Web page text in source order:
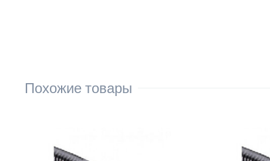
Похожие товары